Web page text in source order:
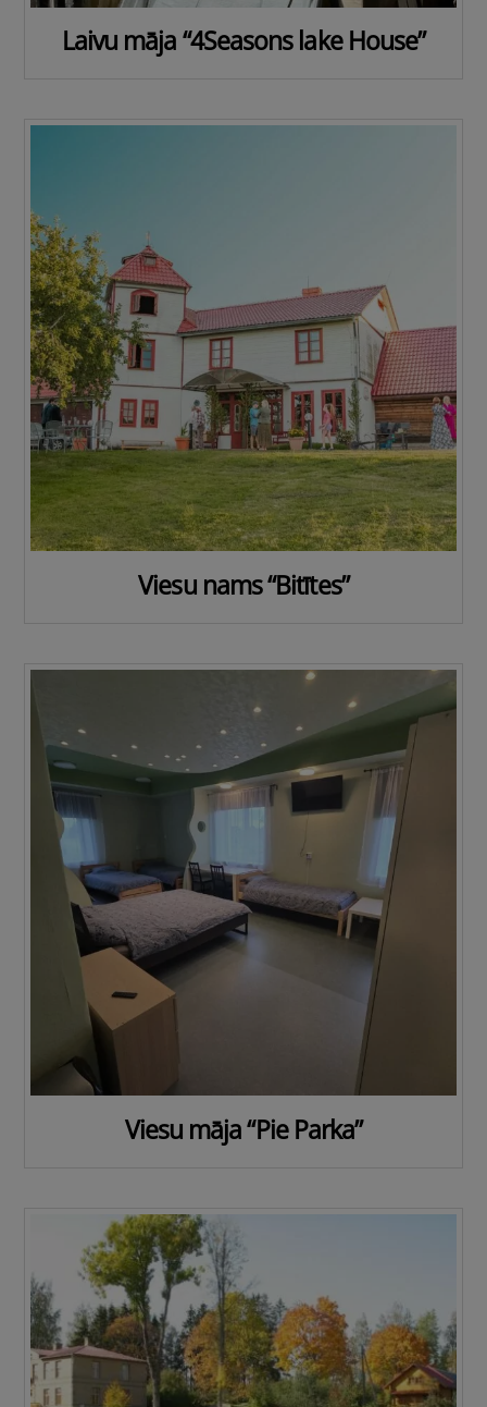
Laivu māja “4Seasons lake House”
Viesu nams “Bitītes”
Viesu māja “Pie Parka”